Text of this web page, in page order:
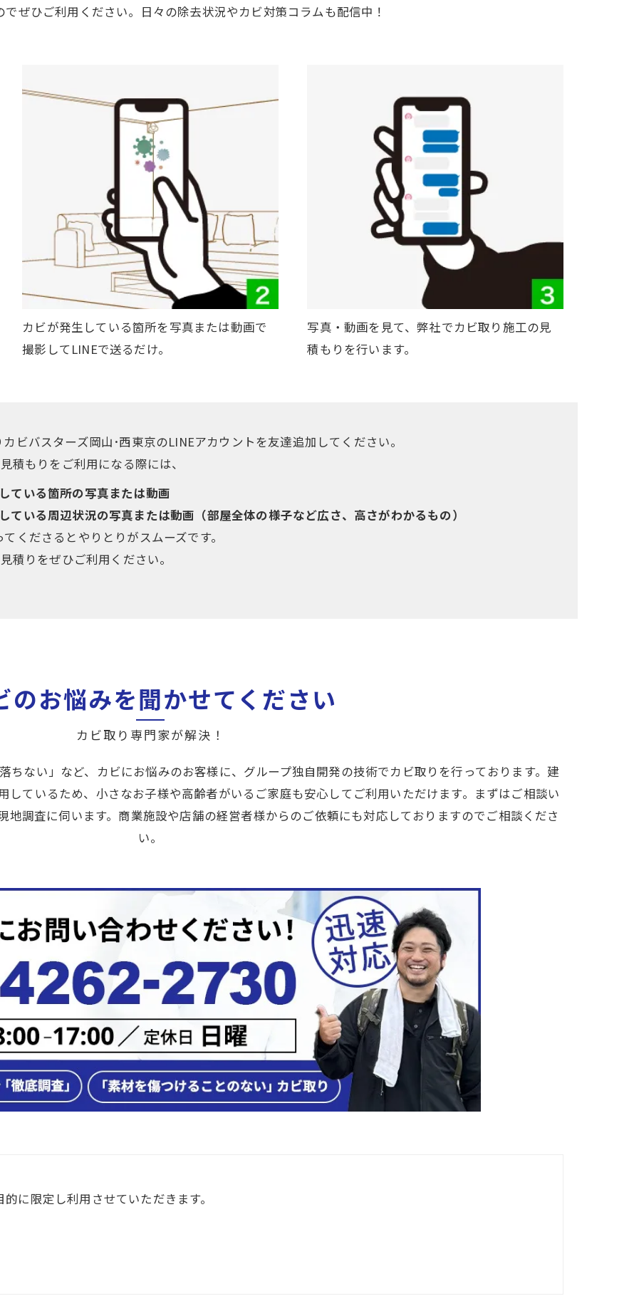
ぜひご利用ください。日々の除去状況やカビ対策コラムも配信中！
カビが発生している箇所を写真または動画で
撮影してLINEで送るだけ。
写真・動画を見て、弊社でカビ取り施工の見
積もりを行います。
ビバスターズ岡山･西東京のLINEアカウントを友達追加してください。
積もりをご利用になる際には、
ている箇所の写真または動画
ている周辺状況の写真または動画（部屋全体の様子など広さ、高さがわかるもの）
くださるとやりとりがスムーズです。
積りをぜひご利用ください。
カビ取り専門家が解決！
のお悩みを聞かせてください
ちない」など、カビにお悩みのお客様に、グループ独自開発の技術でカビ取りを行っております。建
ているため、小さなお子様や高齢者がいるご家庭も安心してご利用いただけます。まずはご相談い
調査に伺います。商業施設や店舗の経営者様からのご依頼にも対応しておりますのでご相談くださ
い。
に限定し利用させていただきます。